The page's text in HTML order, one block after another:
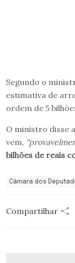
Segundo o
estimativa de
ordem de 5
O ministro disse
vem,
bilhões de reais
Câmara dos
Compartilhar